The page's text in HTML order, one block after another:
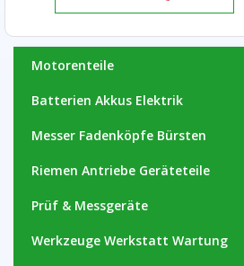
Motorenteile
Batterien Akkus Elektrik
Messer Fadenköpfe Bürsten
Riemen Antriebe Geräteteile
Prüf & Messgeräte
Werkzeuge Werkstatt Wartung